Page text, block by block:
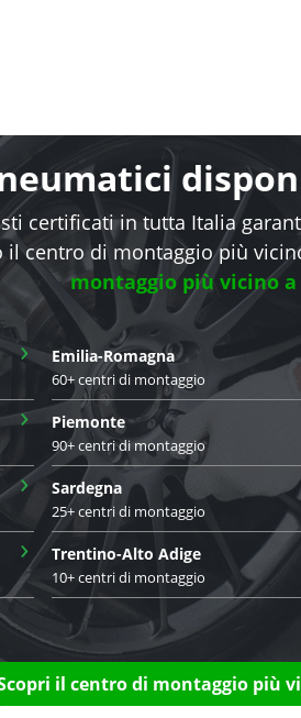
certificati in tutta Italia
il centro di montaggio più
montaggio più vicino
› Emilia-Romagna
60+ centri di montaggio
› Piemonte
90+ centri di montaggio
› Sardegna
25+ centri di montaggio
› Trentino-Alto Adige
10+ centri di montaggio
il centro di montaggio più